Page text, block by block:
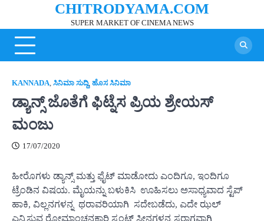
content
CHITRODYAMA.COM
SUPER MARKET OF CINEMA NEWS
KANNADA, ಸಿನಿಮಾ ಸುದ್ದಿ, ಹೊಸ ಸಿನಿಮಾ
ಡ್ಯಾನ್ಸ್ ಜೊತೆಗೆ ಫಿಟ್ನೆಸ ಪ್ರಿಯ ಶ್ರೇಯಸ್
ಮಂಜು
17/07/2020
ಹೀರೊಗಳು ಡ್ಯಾನ್ಸ್ ಮತ್ತು ಫೈಟ್ ಮಾಡೋದು ಎಂದಿಗೂ, ಇಂದಿಗೂ
ಟ್ರೆಂಡಿನ ವಿಷಯ. ಮೈಯನ್ನು ಬಳುಕಿಸಿ ಊಹಿಸಲು ಅಸಾಧ್ಯವಾದ ಸ್ಟೆಪ್
ಹಾಕಿ, ವಿಲ್ಲನಗಳನ್ನ ಥರಾವರಿಯಾಗಿ ಸದೇಬಡೆದು, ಎದೇ ಝಲ್
ಎನ್ನಿಸುವ ರೋಮಾಂಚನಕಾರಿ ಸ್ಟಂಟ್ ಸೀನಗಳನ್ನ ಸರಾಗವಾಗಿ